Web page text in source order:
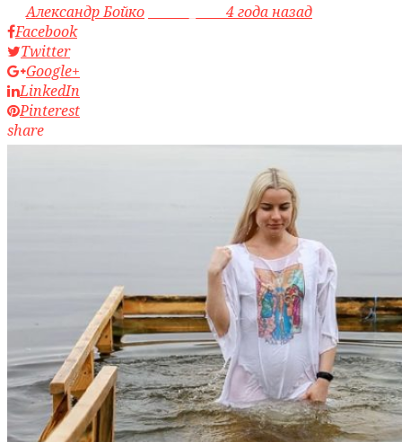
byАлександр Бойко
4 года назад
Facebook
Twitter
Google+
LinkedIn
Pinterest
share